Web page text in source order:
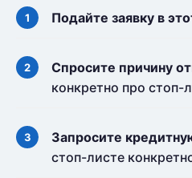
Подайте заявку в
Спросите причину
конкретно про стоп-
Запросите
стоп-листе